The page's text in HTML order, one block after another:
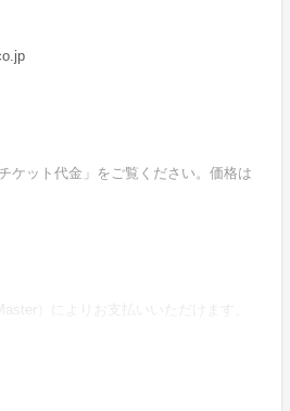
ケット代金」をご覧ください。価格は
）によりお支払いいただけます。